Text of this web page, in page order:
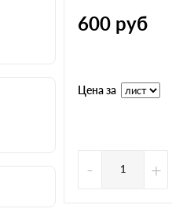
600 руб
Цена за
- +